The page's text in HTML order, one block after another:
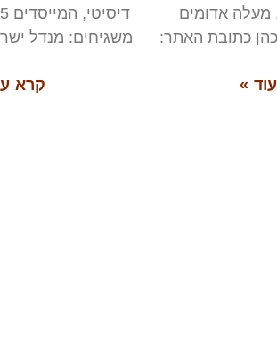
מעלה אדומים
כתובת האתר:
»
משגיחים: מנדל
קרא